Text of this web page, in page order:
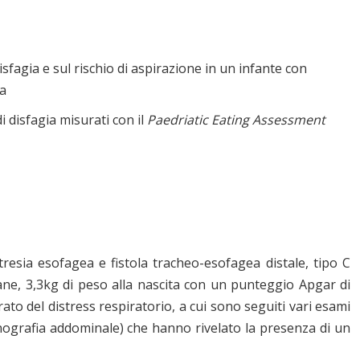
e sul rischio di aspirazione in un infante con
disfagia misurati con il Paedriatic Eating Assessment
esofagea e fistola tracheo-esofagea distale, tipo C
3,3kg di peso alla nascita con un punteggio Apgar di
del distress respiratorio, a cui sono seguiti vari esami
addominale) che hanno rivelato la presenza di un